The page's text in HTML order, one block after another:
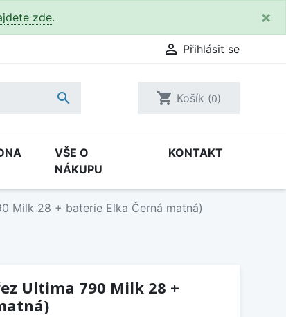
zde. ×
 Přihlásit se
 shopping_cart Košík (0)
VŠE O
NÁKUPU
KONTAKT
Milk 28 + baterie Elka Černá matná)
Ultima 790 Milk 28 +